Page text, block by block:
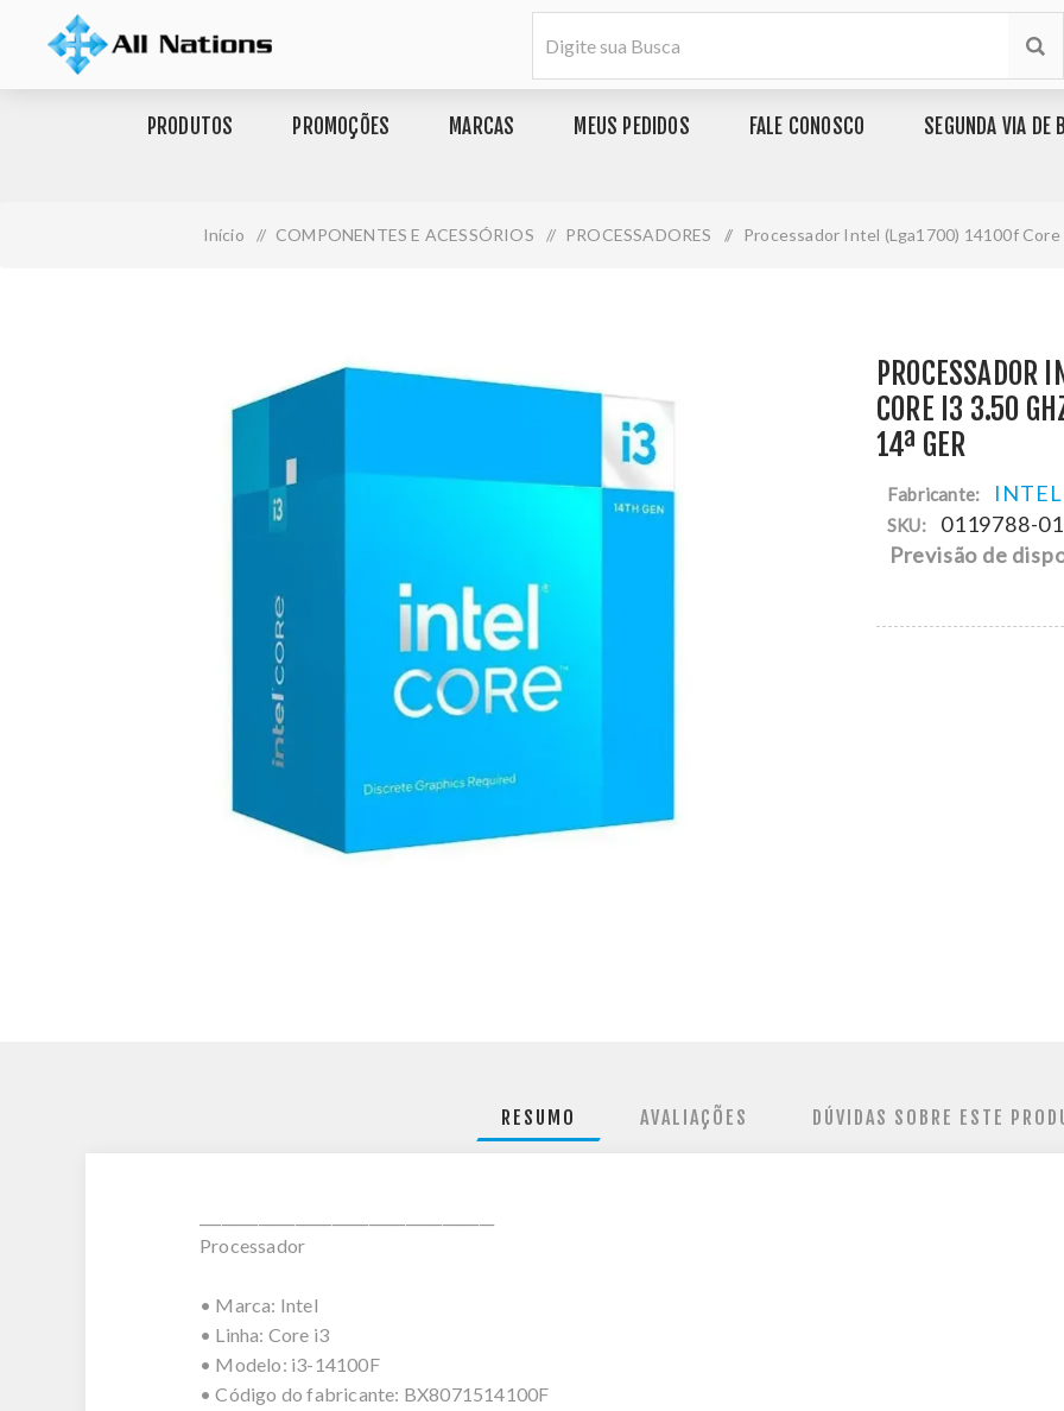
PRODUTOS PROMOÇÕES MARCAS MEUS PEDIDOS FALE CONOSCO SEGUNDA VIA DE
Início / COMPONENTES E ACESSÓRIOS / PROCESSADORES / Processador Intel (Lga1700) 14100f
CORE I3 3.50
14ª GER
Fabricante: INTEL
SKU:
0119788-01
Previsão de
RESUMO AVALIAÇÕES DÚVIDAS SOBRE ESTE
Processador
• Marca: Intel
• Linha: Core i3
• Modelo: i3-14100F
• Código do fabricante: BX8071514100F